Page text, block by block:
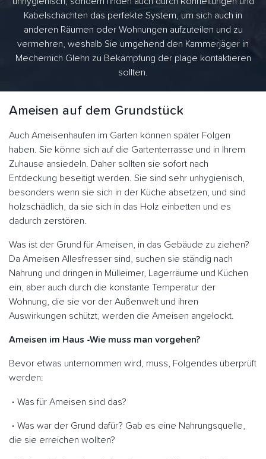
Kabelschächten das perfekte System, um sich auch in
anderen Räumen oder Wohnungen aufzuteilen und zu
vermehren, weshalb Sie umgehend den Kammerjäger in
Mechernich Glehn zu Bekämpfung der plage kontaktieren
sollten.
Ameisen auf dem Grundstück
Auch Ameisenhaufen im Garten können später Folgen
haben. Sie könne sich auf die Gartenterrasse und in Ihrem
Zuhause ansiedeln. Daher sollten sie sofort nach
Entdeckung beseitigt werden. Sie sind sehr unhygienisch,
besonders wenn sie sich in der Küche absetzen, und sind
holzschädlich, da sie sich in das Holz einbetten und es
dadurch zerstören.
Was ist der Grund für Ameisen, in das Gebäude zu ziehen?
Da Ameisen Allesfresser sind, suchen sie ständig nach
Nahrung und dringen in Mülleimer, Lagerräume und Küchen
ein, aber auch durch die konstante Temperatur der
Wohnung, die sie vor der Außenwelt und ihren
Auswirkungen schützt, werden die Ameisen angelockt.
Ameisen im Haus -Wie muss man vorgehen?
Bevor etwas unternommen wird, muss, Folgendes überprüft
werden:
Was für Ameisen sind das?
Was war der Grund dafür? Gab es eine Nahrungsquelle,
die sie erreichen wollten?